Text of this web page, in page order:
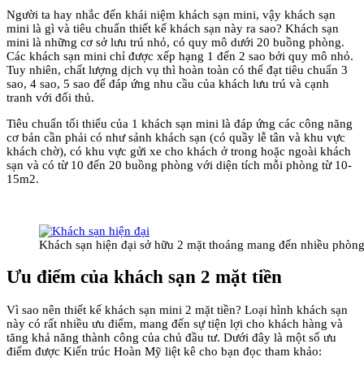
Người ta hay nhắc đến khái niệm khách sạn mini, vậy khách sạn
mini là gì và tiêu chuẩn thiết kế khách sạn này ra sao? Khách sạn
mini là những cơ sở lưu trú nhỏ, có quy mô dưới 20 buồng phòng.
Các khách sạn mini chỉ được xếp hạng 1 đến 2 sao bởi quy mô nhỏ.
Tuy nhiên, chất lượng dịch vụ thì hoàn toàn có thể đạt tiêu chuẩn 3
sao, 4 sao, 5 sao để đáp ứng nhu cầu của khách lưu trú và cạnh
tranh với đối thủ.
Tiêu chuẩn tối thiểu của 1 khách sạn mini là đáp ứng các công năng
cơ bản cần phải có như sảnh khách sạn (có quầy lễ tân và khu vực
khách chờ), có khu vực gửi xe cho khách ở trong hoặc ngoài khách
sạn và có từ 10 đến 20 buồng phòng với diện tích mỗi phòng từ 10-
15m2.
Khách sạn hiện đại sở hữu 2 mặt thoáng mang đến nhiều
Ưu điểm của khách sạn 2 mặt tiền
Vì sao nên thiết kế khách sạn mini 2 mặt tiền? Loại hình khách sạn
này có rất nhiều ưu điểm, mang đến sự tiện lợi cho khách hàng và
tăng khả năng thành công của chủ đầu tư. Dưới đây là một số ưu
điểm được Kiến trúc Hoàn Mỹ liệt kê cho bạn đọc tham khảo: